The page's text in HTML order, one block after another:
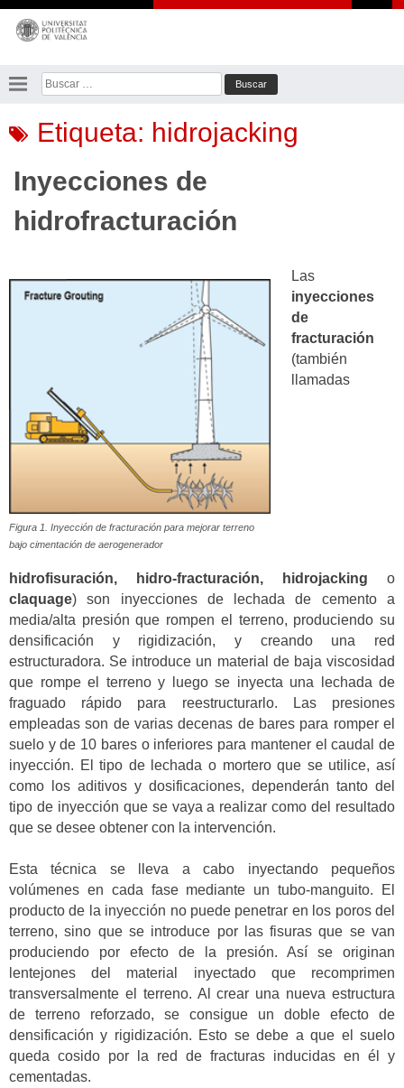
Saltar
contenido
Buscar:
Etiqueta: hidrojacking
Inyecciones de
hidrofracturación
Figura 1. Inyección de fracturación para mejorar terreno
bajo cimentación de aerogenerador
Las
inyecciones
de
fracturación
(también
llamadas
hidrofisuración, hidro-fracturación, hidrojacking o
claquage) son inyecciones de lechada de cemento a
media/alta presión que rompen el terreno, produciendo su
densificación y rigidización, y creando una red
estructuradora. Se introduce un material de baja viscosidad
que rompe el terreno y luego se inyecta una lechada de
fraguado rápido para reestructurarlo. Las presiones
empleadas son de varias decenas de bares para romper el
suelo y de 10 bares o inferiores para mantener el caudal de
inyección. El tipo de lechada o mortero que se utilice, así
como los aditivos y dosificaciones, dependerán tanto del
tipo de inyección que se vaya a realizar como del resultado
que se desee obtener con la intervención.
Esta técnica se lleva a cabo inyectando pequeños
volúmenes en cada fase mediante un tubo-manguito. El
producto de la inyección no puede penetrar en los poros del
terreno, sino que se introduce por las fisuras que se van
produciendo por efecto de la presión. Así se originan
lentejones del material inyectado que recomprimen
transversalmente el terreno. Al crear una nueva estructura
de terreno reforzado, se consigue un doble efecto de
densificación y rigidización. Esto se debe a que el suelo
queda cosido por la red de fracturas inducidas en él y
cementadas.